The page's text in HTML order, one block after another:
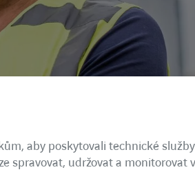
aby poskytovali technické služby
spravovat, udržovat a monitorovat v